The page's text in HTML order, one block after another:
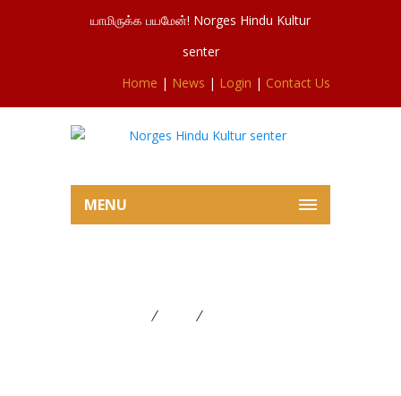
யாமிருக்க பயமேன்! Norges Hindu Kultur
senter
Home | News | Login | Contact Us
MENU